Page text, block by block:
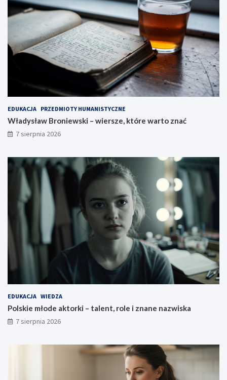
EDUKACJA PRZEDMIOTY HUMANISTYCZNE
Władysław Broniewski – wiersze, które warto znać
7 sierpnia 2026
EDUKACJA WIEDZA
Polskie młode aktorki – talent, role i znane nazwiska
7 sierpnia 2026